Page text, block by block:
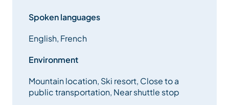
Spoken languages
English, French
Environment
Mountain location, Ski resort, Close to a
public transportation, Near shuttle stop